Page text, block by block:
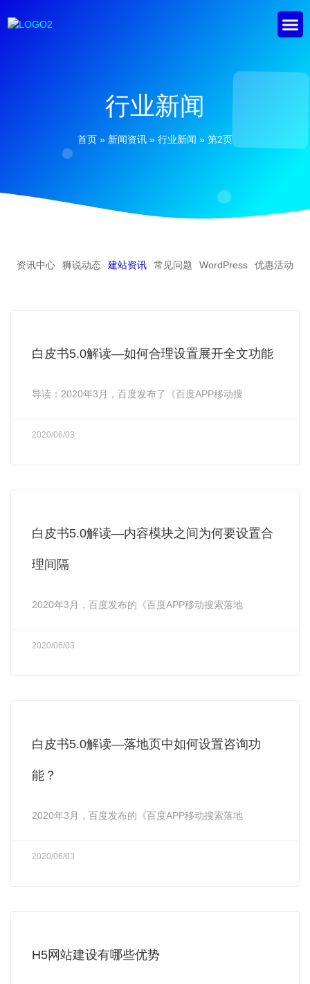
行业新闻
首页 » 新闻资讯 » 行业新闻 » 第2页
资讯中心 狮说动态 建站资讯 常见问题 WordPress 优惠活动
白皮书5.0解读—如何合理设置展开全文功能
导读：2020年3月，百度发布了《百度APP移动搜
2020/06/03
白皮书5.0解读—内容模块之间为何要设置合
理间隔
2020年3月，百度发布的《百度APP移动搜索落地
2020/06/03
白皮书5.0解读—落地页中如何设置咨询功
能？
2020年3月，百度发布的《百度APP移动搜索落地
2020/06/03
H5网站建设有哪些优势